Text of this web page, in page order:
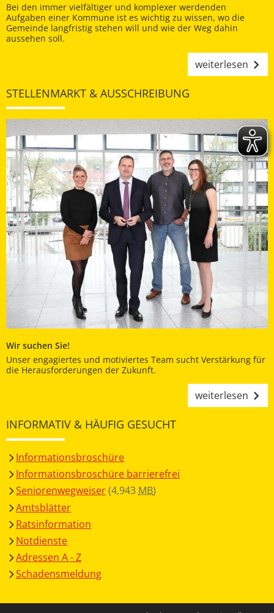
Bei den immer vielfältiger und komplexer werdenden
Aufgaben einer Kommune ist es wichtig zu wissen, wo die
Gemeinde langfristig stehen will und wie der Weg dahin
aussehen soll.
weiterlesen
STELLENMARKT & AUSSCHREIBUNG
Wir suchen Sie!
Unser engagiertes und motiviertes Team sucht Verstärkung für
die Herausforderungen der Zukunft.
weiterlesen
INFORMATIV & HÄUFIG GESUCHT
Informationsbroschüre
Informationsbroschüre barrierefrei
Seniorenwegweiser(4,943MB)
Amtsblätter
Ratsinformation
Notdienste
Adressen A - Z
Schadensmeldung